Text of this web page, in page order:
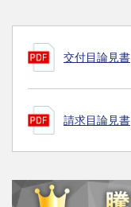
交付目論見書
請求目論見書